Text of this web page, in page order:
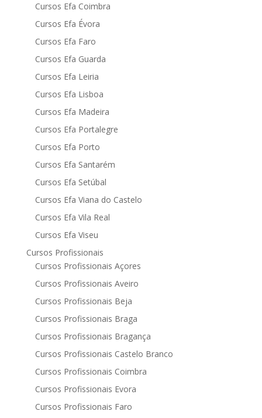
Cursos Efa Coimbra
Cursos Efa Évora
Cursos Efa Faro
Cursos Efa Guarda
Cursos Efa Leiria
Cursos Efa Lisboa
Cursos Efa Madeira
Cursos Efa Portalegre
Cursos Efa Porto
Cursos Efa Santarém
Cursos Efa Setúbal
Cursos Efa Viana do Castelo
Cursos Efa Vila Real
Cursos Efa Viseu
Cursos Profissionais
Cursos Profissionais Açores
Cursos Profissionais Aveiro
Cursos Profissionais Beja
Cursos Profissionais Braga
Cursos Profissionais Bragança
Cursos Profissionais Castelo Branco
Cursos Profissionais Coimbra
Cursos Profissionais Evora
Cursos Profissionais Faro